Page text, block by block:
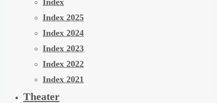
Index
Index 2025
Index 2024
Index 2023
Index 2022
Index 2021
Theater